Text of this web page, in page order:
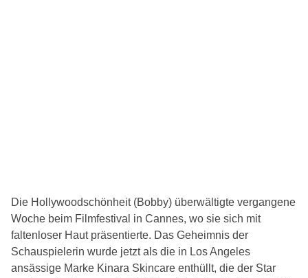
Die Hollywoodschönheit (Bobby) überwältigte vergangene
Woche beim Filmfestival in Cannes, wo sie sich mit
faltenloser Haut präsentierte. Das Geheimnis der
Schauspielerin wurde jetzt als die in Los Angeles
ansässige Marke Kinara Skincare enthüllt, die der Star